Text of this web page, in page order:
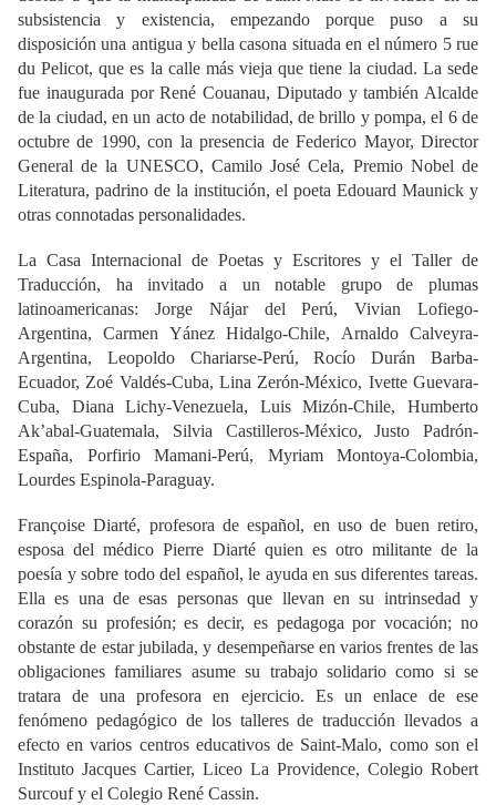
subsistencia y existencia, empezando porque puso a su
disposición una antigua y bella casona situada en el número 5 rue
du Pelicot, que es la calle más vieja que tiene la ciudad. La sede
fue inaugurada por René Couanau, Diputado y también Alcalde
de la ciudad, en un acto de notabilidad, de brillo y pompa, el 6 de
octubre de 1990, con la presencia de Federico Mayor, Director
General de la UNESCO, Camilo José Cela, Premio Nobel de
Literatura, padrino de la institución, el poeta Edouard Maunick y
otras connotadas personalidades.
La Casa Internacional de Poetas y Escritores y el Taller de
Traducción, ha invitado a un notable grupo de plumas
latinoamericanas: Jorge Nájar del Perú, Vivian Lofiego-
Argentina, Carmen Yánez Hidalgo-Chile, Arnaldo Calveyra-
Argentina, Leopoldo Chariarse-Perú, Rocío Durán Barba-
Ecuador, Zoé Valdés-Cuba, Lina Zerón-México, Ivette Guevara-
Cuba, Diana Lichy-Venezuela, Luis Mizón-Chile, Humberto
Ak’abal-Guatemala, Silvia Castilleros-México, Justo Padrón-
España, Porfirio Mamani-Perú, Myriam Montoya-Colombia,
Lourdes Espinola-Paraguay.
Françoise Diarté, profesora de español, en uso de buen retiro,
esposa del médico Pierre Diarté quien es otro militante de la
poesía y sobre todo del español, le ayuda en sus diferentes tareas.
Ella es una de esas personas que llevan en su intrinsedad y
corazón su profesión; es decir, es pedagoga por vocación; no
obstante de estar jubilada, y desempeñarse en varios frentes de las
obligaciones familiares asume su trabajo solidario como si se
tratara de una profesora en ejercicio. Es un enlace de ese
fenómeno pedagógico de los talleres de traducción llevados a
efecto en varios centros educativos de Saint-Malo, como son el
Instituto Jacques Cartier, Liceo La Providence, Colegio Robert
Surcouf y el Colegio René Cassin.